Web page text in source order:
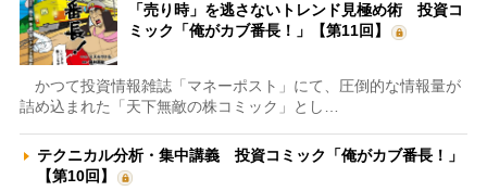
「売り時」を逃さないトレンド見極め術 投資コ
ミック「俺がカブ番長！」【第11回】
かつて投資情報雑誌「マネーポスト」にて、圧倒的な情報量が
詰め込まれた「天下無敵の株コミック」とし…
テクニカル分析・集中講義 投資コミック「俺がカブ番長！」
【第10回】